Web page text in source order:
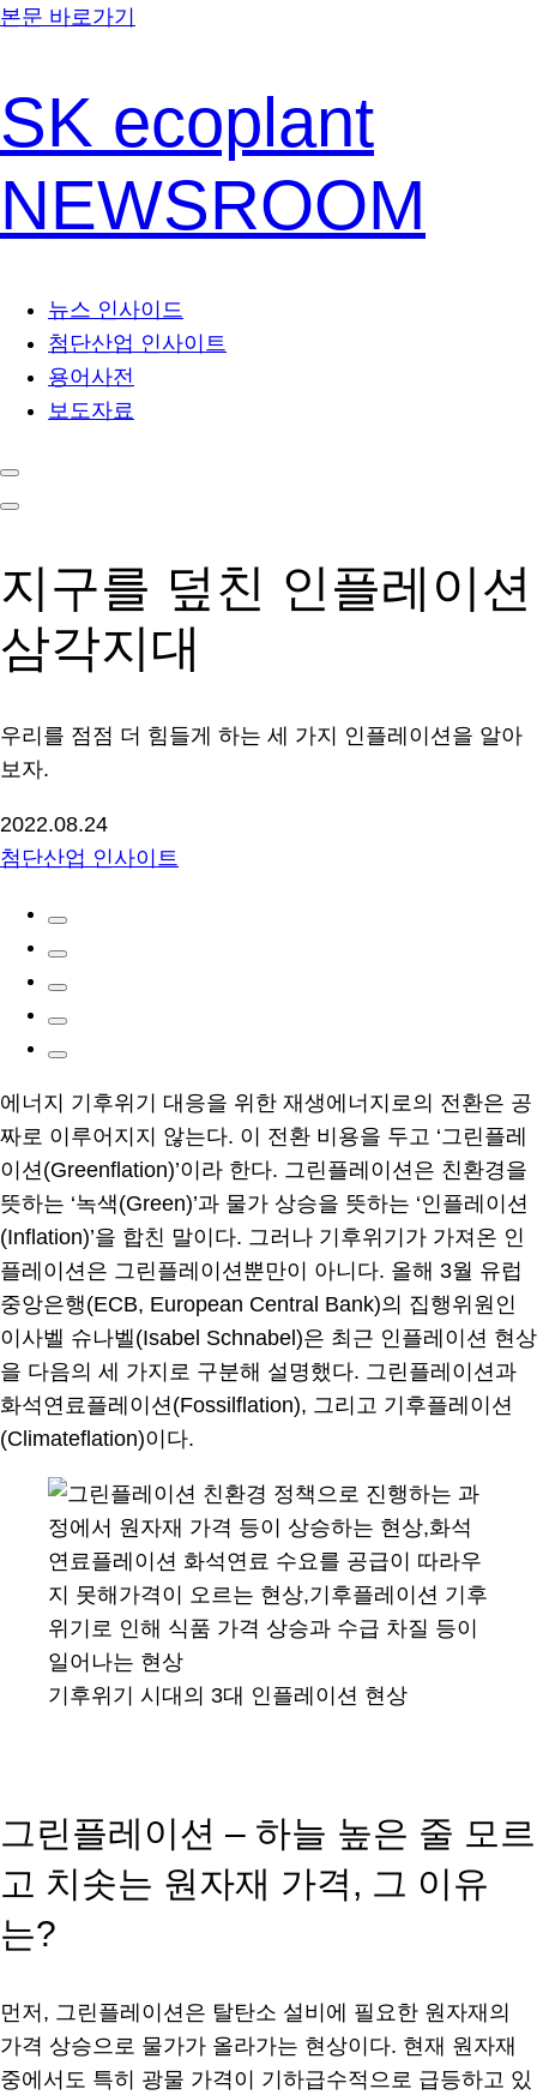
본문 바로가기
SK ecoplant
NEWSROOM
뉴스 인사이드
첨단산업 인사이트
용어사전
보도자료
지구를 덮친 인플레이션
삼각지대
우리를 점점 더 힘들게 하는 세 가지 인플레이션을 알아
보자.
2022.08.24
첨단산업 인사이트
에너지 기후위기 대응을 위한 재생에너지로의 전환은 공
짜로 이루어지지 않는다. 이 전환 비용을 두고 ‘그린플레
이션(Greenflation)’이라 한다. 그린플레이션은 친환경을
뜻하는 ‘녹색(Green)’과 물가 상승을 뜻하는 ‘인플레이션
(Inflation)’을 합친 말이다. 그러나 기후위기가 가져온 인
플레이션은 그린플레이션뿐만이 아니다. 올해 3월 유럽
중앙은행(ECB, European Central Bank)의 집행위원인
이사벨 슈나벨(Isabel Schnabel)은 최근 인플레이션 현상
을 다음의 세 가지로 구분해 설명했다. 그린플레이션과
화석연료플레이션(Fossilflation), 그리고 기후플레이션
(Climateflation)이다.
기후위기 시대의 3대 인플레이션 현상
그린플레이션 – 하늘 높은 줄 모르
고 치솟는 원자재 가격, 그 이유
는?
먼저, 그린플레이션은 탈탄소 설비에 필요한 원자재의
가격 상승으로 물가가 올라가는 현상이다. 현재 원자재
중에서도 특히 광물 가격이 기하급수적으로 급등하고 있